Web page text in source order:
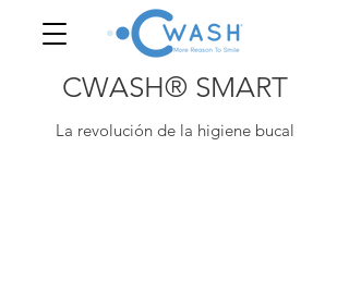
CWASH® SMART
La revolución de la higiene bucal